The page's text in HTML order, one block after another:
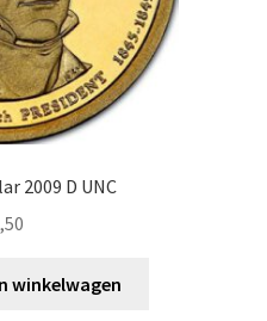
2009 D UNC
winkelwagen